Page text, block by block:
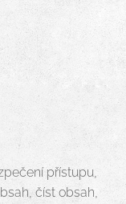
přístupu,
číst obsah,